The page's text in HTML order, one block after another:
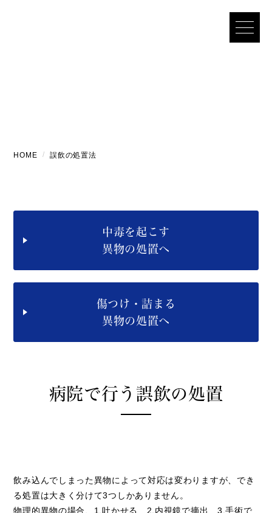
HOME 誤飲の処置法
中毒を起こす
異物の処置へ
傷つけ・詰まる
異物の処置へ
病院で行う誤飲の処置
飲み込んでしまった異物によって対応は変わりますが、でき
る処置は大きく分けて3つしかありません。
物理的異物の場合、1.吐かせる 2.内視鏡で摘出 3.手術で